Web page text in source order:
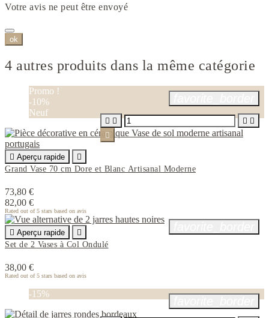
Votre avis ne peut être envoyé
ok
4 autres produits dans la même catégorie
Promo !
-10%
Neuf
 Aperçu rapide

Grand Vase 70 cm Dore et Blanc Artisanal Moderne
73,80 €
82,00 €
Rated out of 5 stars based on avis
   

 Aperçu rapide

Set de 2 Vases à Col Ondulé
38,00 €
Rated out of 5 stars based on avis
-15%